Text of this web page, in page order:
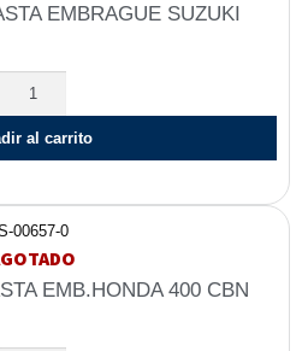
EMBRAGUE SUZUKI
al carrito
00657-0
EMB.HONDA 400 CBN